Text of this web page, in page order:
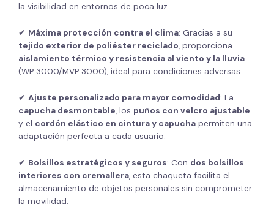
la visibilidad en entornos de poca luz.
✔ Máxima protección contra el clima: Gracias a su
tejido exterior de poliéster reciclado, proporciona
aislamiento térmico y resistencia al viento y la lluvia
(WP 3000/MVP 3000), ideal para condiciones adversas.
✔ Ajuste personalizado para mayor comodidad: La
capucha desmontable, los puños con velcro ajustable
y el cordón elástico en cintura y capucha permiten una
adaptación perfecta a cada usuario.
✔ Bolsillos estratégicos y seguros: Con dos bolsillos
interiores con cremallera, esta chaqueta facilita el
almacenamiento de objetos personales sin comprometer
la movilidad.